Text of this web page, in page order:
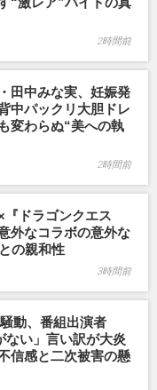
2時間前
田中みな実、妊娠発
中パックリ大胆ドレ
変わらぬ“美への執
2時間前
『ドラゴンクエス
外なコラボの意外な
の親和性
3時間前
動、番組出演者
ない」言い訳が大炎
信感と二次被害の懸